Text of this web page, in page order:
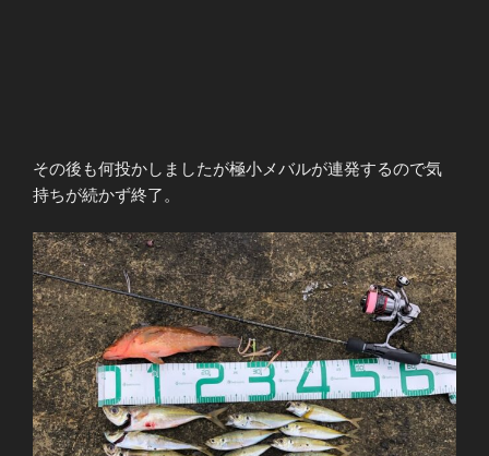
その後も何投かしましたが極小メバルが連発するので気
持ちが続かず終了。